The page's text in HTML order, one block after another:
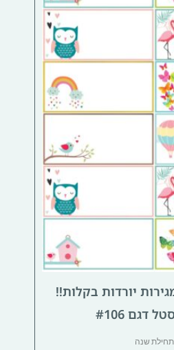
יורדות בקלות!!
דגם #106
תחילת שנה